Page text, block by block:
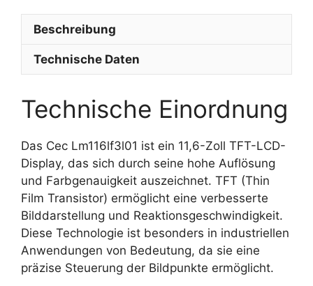
Beschreibung
Technische Daten
Technische Einordnung
Das Cec Lm116lf3l01 ist ein 11,6-Zoll TFT-LCD-
Display, das sich durch seine hohe Auflösung
und Farbgenauigkeit auszeichnet. TFT (Thin
Film Transistor) ermöglicht eine verbesserte
Bilddarstellung und Reaktionsgeschwindigkeit.
Diese Technologie ist besonders in industriellen
Anwendungen von Bedeutung, da sie eine
präzise Steuerung der Bildpunkte ermöglicht.